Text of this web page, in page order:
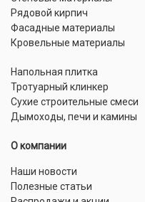
Рядовой кирпич
Фасадные материалы
Кровельные материалы
Напольная плитка
Тротуарный клинкер
Сухие строительные смеси
Дымоходы, печи и камины
О компании
Наши новости
Полезные статьи